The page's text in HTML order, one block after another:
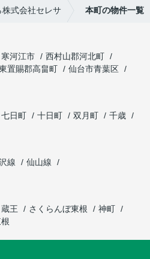
式会社セレサ 本町の物件一覧
寒河江市
西村山郡河北町
置賜郡高畠町
仙台市青葉区
七日町 十日町 双月町
千歳
線
仙山線
蔵王 さくらんぼ東根
神町